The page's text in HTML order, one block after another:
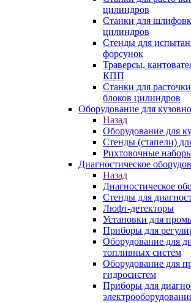
цилиндров
Станки для
цилиндров
Стенды для
форсунок
Траверсы,
КПП
Станки для
блоков цилиндров
Оборудование для
Назад
Оборудование для
Стенды (стапели)
Рихтовочные
Диагностическое
Назад
Диагностическое
Стенды для
Люфт-детекторы
Установки для
Приборы для
Оборудование для
топливных систем
Оборудование для
гидросистем
Приборы для